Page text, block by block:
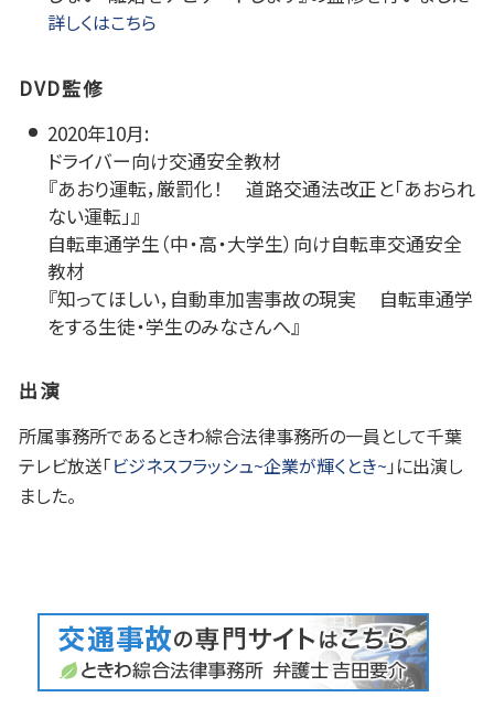
詳しくはこちら
DVD監修
2020年10月:
ドライバー向け交通安全教材
『あおり運転，厳罰化！ 道路交通法改正と「あおられ
ない運転」』
自転車通学生（中・高・大学生）向け自転車交通安全
教材
『知ってほしい，自動車加害事故の現実 自転車通学
をする生徒・学生のみなさんへ』
出演
所属事務所であるときわ綜合法律事務所の一員として千葉
テレビ放送「ビジネスフラッシュ~企業が輝くとき~ 」に出演し
ました。